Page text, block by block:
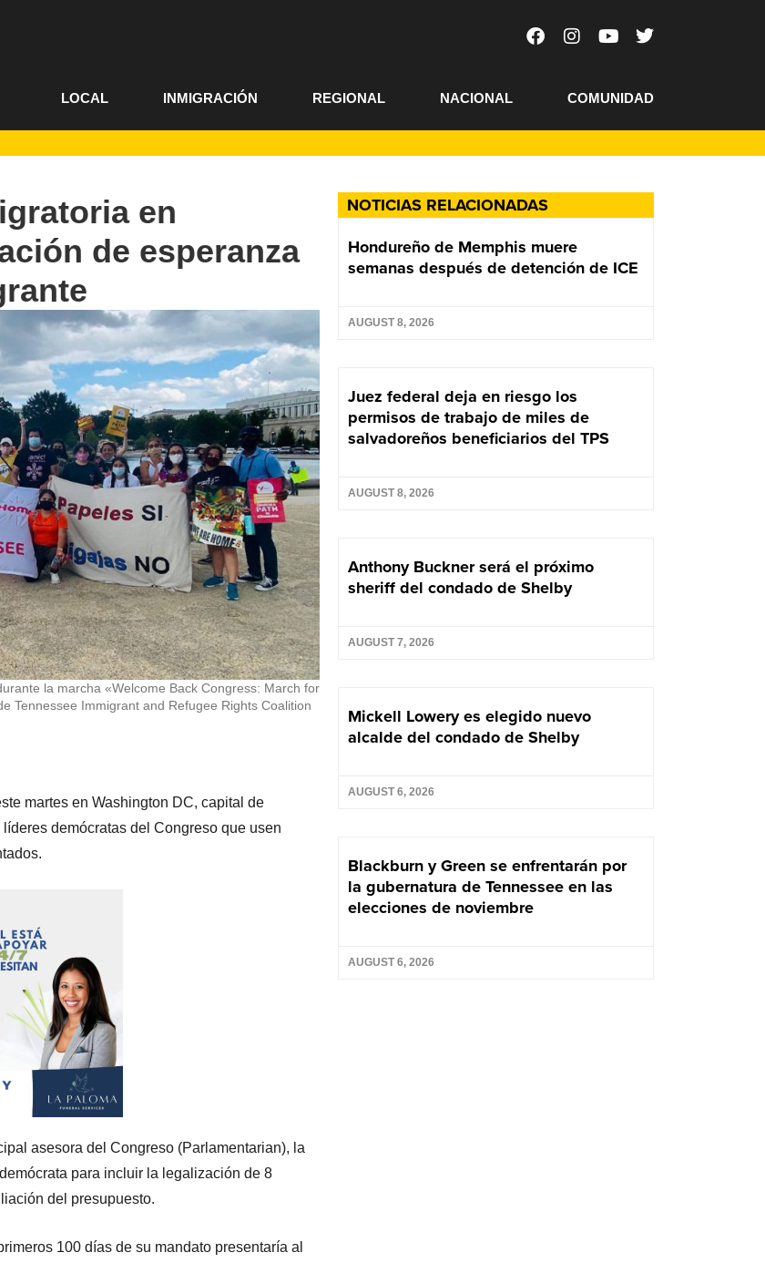
LOCAL INMIGRACIÓN REGIONAL NACIONAL COMUNIDAD
NOTICIAS RELACIONADAS
Hondureño de Memphis muere
semanas después de detención de ICE
AUGUST 8, 2026
Juez federal deja en riesgo los
permisos de trabajo de miles de
salvadoreños beneficiarios del TPS
AUGUST 8, 2026
Anthony Buckner será el próximo
sheriff del condado de Shelby
AUGUST 7, 2026
Mickell Lowery es elegido nuevo
alcalde del condado de Shelby
AUGUST 6, 2026
Blackburn y Green se enfrentarán por
la gubernatura de Tennessee en las
elecciones de noviembre
AUGUST 6, 2026
en
de esperanza
la marcha «Welcome Back Congress: March for
Tennessee Immigrant and Refugee Rights Coalition
martes en Washington DC, capital de
demócratas del Congreso que usen
asesora del Congreso (Parlamentarian), la
para incluir la legalización de 8
del presupuesto.
100 días de su mandato presentaría al